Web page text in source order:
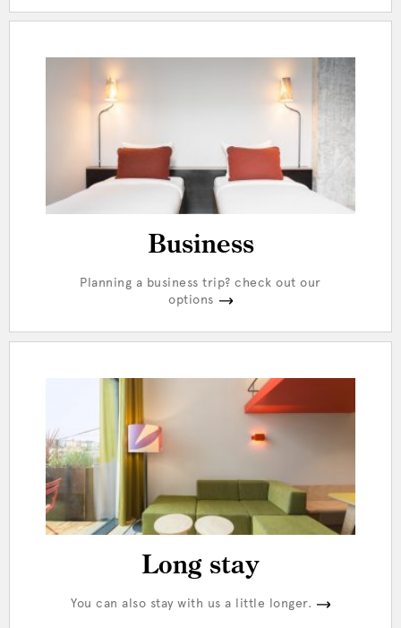
Business
Planning a business trip? check out our
options
Long stay
You can also stay with us a little longer.